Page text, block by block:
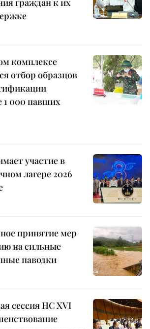
граждан к их
комплексе
отбор образцов
1 000 павших
участие в
лагере 2026
принятие мер
на сильные
паводки
сессия НС XVI